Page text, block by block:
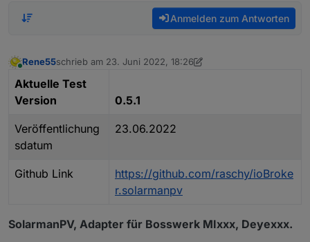
Anmelden zum Antworten
Rene55schrieb am 23. Juni 2022, 18:26
zuletzt editiert von Rene55
Aktuelle Test
Version
0.5.1
Veröffentlichung
sdatum
23.06.2022
Github Link
https://github.com/raschy/ioBroke
r.solarmanpv
SolarmanPV, Adapter für Bosswerk MIxxx, Deyexxx.